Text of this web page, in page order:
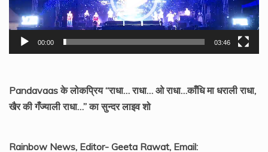
00:00 03:46
Pandavaas के लोकप्रिय “राधा… राधा… ओ राधा…काँधि मा धराली राधा,
खैर की गँज्याली राधा…” का सुन्दर लाइव शो
Rainbow News, Editor- Geeta Rawat, Email: